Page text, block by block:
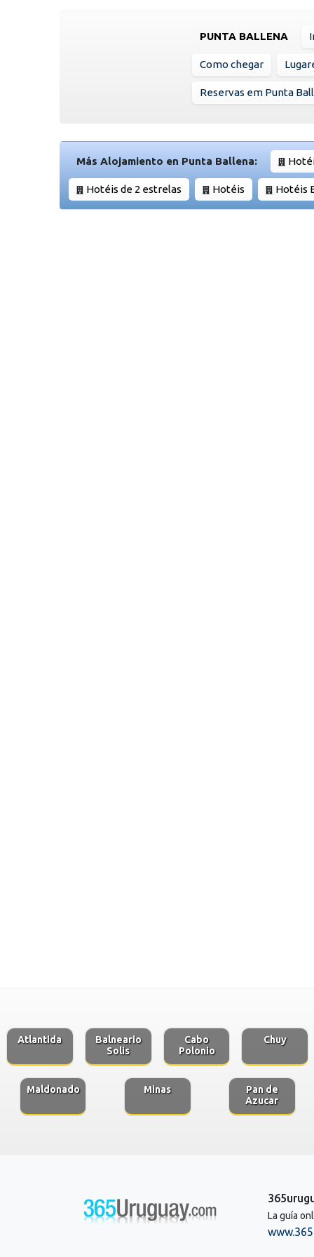
PUNTA BALLENA
Como chegar
Reservas em Punta
Más Alojamiento en Punta Ballena:
Hotéis de 2 estrelas Hotéis Hotéis
Atlantida
Balneario
Solis
Cabo
Polonio
Chuy
Maldonado Minas
Pan de
Azucar
La guía